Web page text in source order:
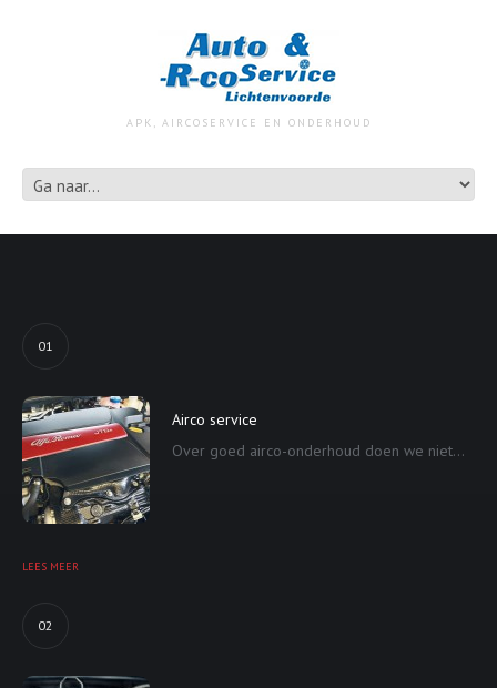
APK, AIRCOSERVICE EN ONDERHOUD
01
Airco service
Over goed airco-onderhoud doen we niet...
LEES MEER
02